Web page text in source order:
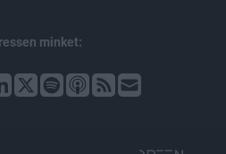
minket: